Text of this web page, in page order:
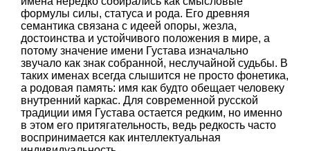
формулы силы, статуса и рода. Его древняя
семантика связана с идеей опоры, жезла,
достоинства и устойчивого положения в мире, а
потому значение имени Густава изначально
звучало как знак собранной, неслучайной судьбы. В
таких именах всегда слышится не просто фонетика,
а родовая память: имя как будто обещает человеку
внутренний каркас. Для современной русской
традиции имя Густава остается редким, но именно
в этом его притягательность, ведь редкость часто
воспринимается как интеллектуальная